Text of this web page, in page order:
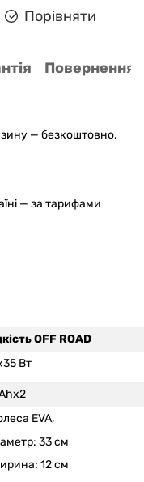
Порівняти
Повернення
— безкоштовно.
— за тарифами
OFF ROAD
Вт
EVA,
33 см
12 см